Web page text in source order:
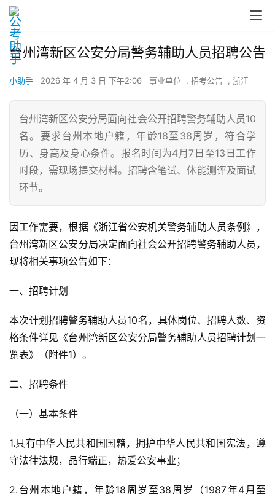
台州湾新区公安分局警务辅助人员招聘公告
小助手 2026 年 4 月 3 日 下午2:06 事业单位 , 招考公告 , 浙江
台州湾新区公安分局面向社会公开招聘警务辅助人员10
名。要求台州本地户籍，年龄18至38周岁，符合学
历、身高及身心条件。报名时间为4月7日至13日工作
时段，需现场提交材料。招聘含笔试、体能测评及面试
环节。
因工作需要，根据《浙江省公安机关警务辅助人员条例》，
台州湾新区公安分局决定面向社会公开招聘警务辅助人员，
现将相关事项公告如下：
一、招聘计划
本次计划招聘警务辅助人员10名，具体岗位、招聘人数、资
格条件详见《台州湾新区公安分局警务辅助人员招聘计划一
览表》（附件1）。
二、招聘条件
（一）基本条件
1.具有中华人民共和国国籍，拥护中华人民共和国宪法，遵
守法律法规，品行端正，热爱公安事业；
2.台州本地户籍，年龄18周岁至38周岁（1987年4月至